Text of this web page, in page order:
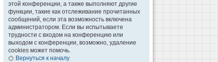
этой конференции, а также выполняют другие
функции, такие как отслеживание прочитанных
сообщений, если эта возможность включена
администратором. Если вы испытываете
трудности с входом на конференцию или
выходом с конференции, возможно, удаление
cookies может помочь.
Вернуться к началу